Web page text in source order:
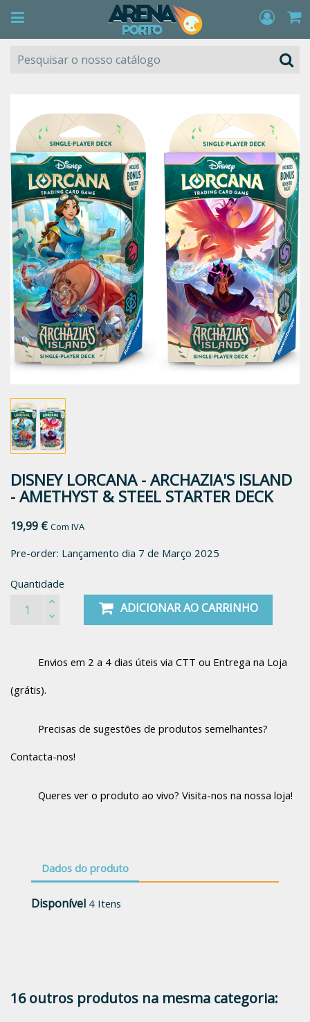
DISNEY LORCANA - ARCHAZIA'S ISLAND
- AMETHYST & STEEL STARTER DECK
19,99 € Com IVA
Pre-order: Lançamento dia 7 de Março 2025
Quantidade
ADICIONAR AO CARRINHO
Envios em 2 a 4 dias úteis via CTT ou Entrega na Loja
(grátis).
Precisas de sugestões de produtos semelhantes?
Contacta-nos!
Queres ver o produto ao vivo? Visita-nos na nossa loja!
Dados do produto
Disponível 4 Itens
16 outros produtos na mesma categoria: